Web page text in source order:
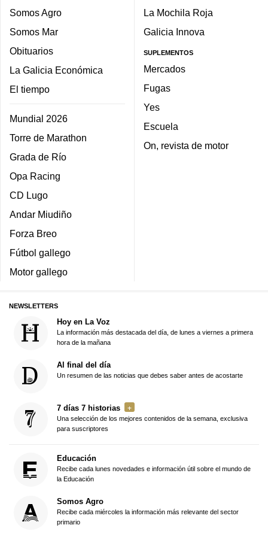
Somos Agro
Somos Mar
Obituarios
La Galicia Económica
El tiempo
Mundial 2026
Torre de Marathon
Grada de Río
Opa Racing
CD Lugo
Andar Miudiño
Forza Breo
Fútbol gallego
Motor gallego
La Mochila Roja
Galicia Innova
SUPLEMENTOS
Mercados
Fugas
Yes
Escuela
On, revista de motor
NEWSLETTERS
Hoy en La Voz
La información más destacada del día, de lunes a viernes a primera
hora de la mañana
Al final del día
Un resumen de las noticias que debes saber antes de acostarte
7 días 7 historias
Una selección de los mejores contenidos de la semana, exclusiva
para suscriptores
Educación
Recibe cada lunes novedades e información útil sobre el mundo de
la Educación
Somos Agro
Recibe cada miércoles la información más relevante del sector
primario